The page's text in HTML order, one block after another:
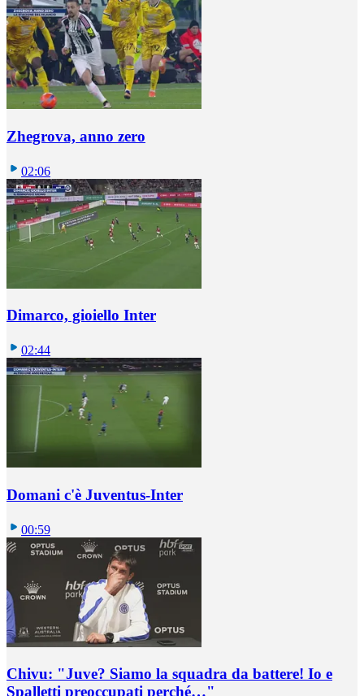
Zhegrova, anno zero
02:06
Dimarco, gioiello Inter
02:44
Domani c'è Juventus-Inter
00:59
Chivu: "Juve? Siamo la squadra da battere! Io e
Spalletti preoccupati perché…"